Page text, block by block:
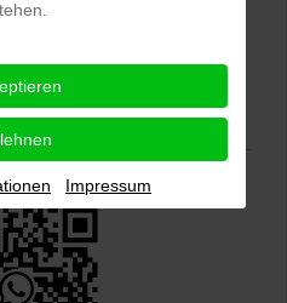
Rezensionen
|Bewertung abgeben
Impressum